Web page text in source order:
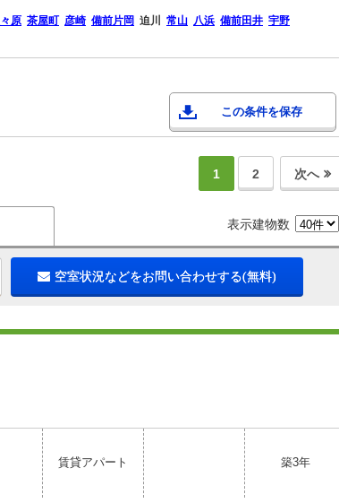
原 茶屋町 彦崎 備前片岡 迫川 常山 八浜 備前田井 宇野
この条件を保存
1 2 次へ
表示建物数
空室状況などをお問い合わせする(無料)
賃貸アパート 築3年